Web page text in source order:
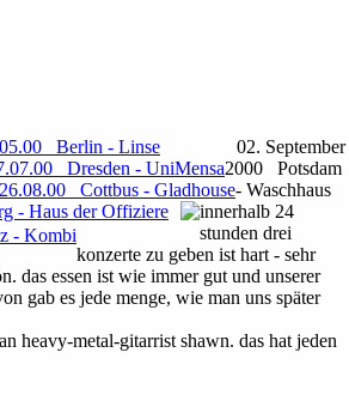
Berlin - Linse
Dresden - UniMensa
26.08.00 Cottbus - Gladhouse
- Haus der Offiziere
- Kombi
02. September
2000 Potsdam
- Waschhaus
innerhalb 24
stunden drei
konzerte zu geben ist hart - sehr
das essen ist wie immer gut und unserer
gab es jede menge, wie man uns später
heavy-metal-gitarrist shawn. das hat jeden